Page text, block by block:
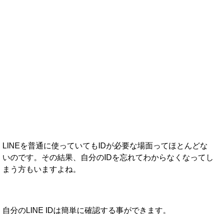
LINEを普通に使っていてもIDが必要な場面ってほとんどな
いのです。その結果、自分のIDを忘れてわからなくなってし
まう方もいますよね。
自分のLINE IDは簡単に確認する事ができます。